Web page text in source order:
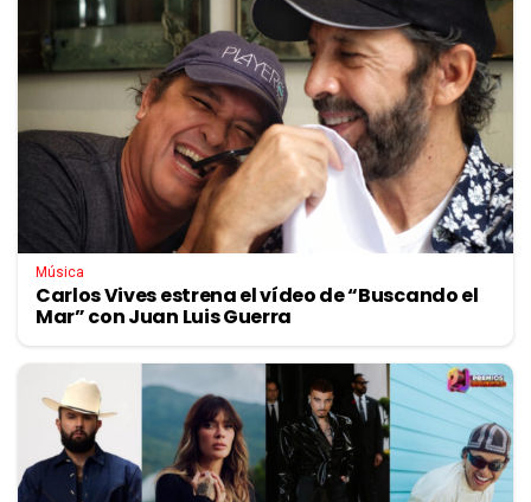
Música
Carlos Vives estrena el vídeo de “Buscando el
Mar” con Juan Luis Guerra